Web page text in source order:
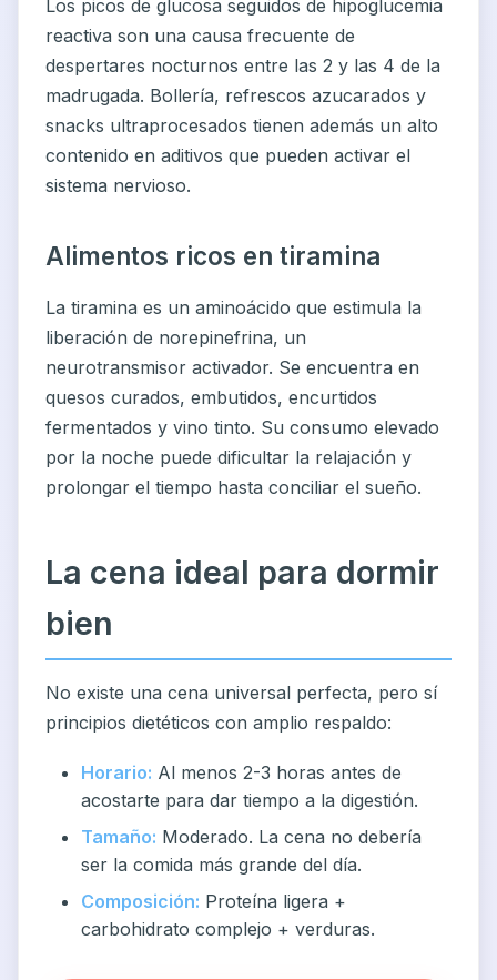
Los picos de glucosa seguidos de hipoglucemia
reactiva son una causa frecuente de
despertares nocturnos entre las 2 y las 4 de la
madrugada. Bollería, refrescos azucarados y
snacks ultraprocesados tienen además un alto
contenido en aditivos que pueden activar el
sistema nervioso.
Alimentos ricos en tiramina
La tiramina es un aminoácido que estimula la
liberación de norepinefrina, un
neurotransmisor activador. Se encuentra en
quesos curados, embutidos, encurtidos
fermentados y vino tinto. Su consumo elevado
por la noche puede dificultar la relajación y
prolongar el tiempo hasta conciliar el sueño.
La cena ideal para dormir
bien
No existe una cena universal perfecta, pero sí
principios dietéticos con amplio respaldo:
Horario: Al menos 2-3 horas antes de
acostarte para dar tiempo a la digestión.
Tamaño: Moderado. La cena no debería
ser la comida más grande del día.
Composición: Proteína ligera +
carbohidrato complejo + verduras.